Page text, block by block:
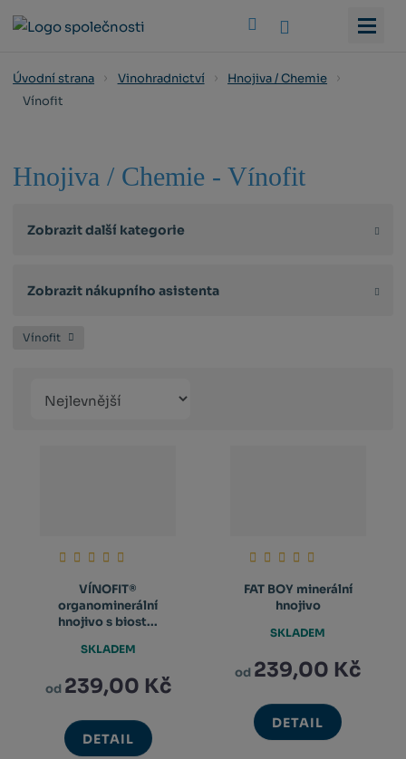
Úvodní strana Vinohradnictví
Hnojiva / Chemie
Vínofit
Hnojiva / Chemie - Vínofit
Zobrazit další kategorie
Zobrazit nákupního asistenta
Vínofit
produktů
VÍNOFIT®
organominerální
hnojivo s biost...
od 239,00 Kč
DETAIL
SKLADEM
FAT BOY minerální
hnojivo
od 239,00 Kč
DETAIL
SKLADEM